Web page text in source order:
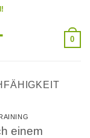
0
einem